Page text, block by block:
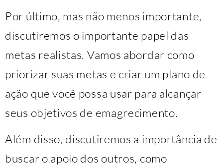
Por último, mas não menos importante,
discutiremos o importante papel das
metas realistas. Vamos abordar como
priorizar suas metas e criar um plano de
ação que você possa usar para alcançar
seus objetivos de emagrecimento.
Além disso, discutiremos a importância de
buscar o apoio dos outros, como